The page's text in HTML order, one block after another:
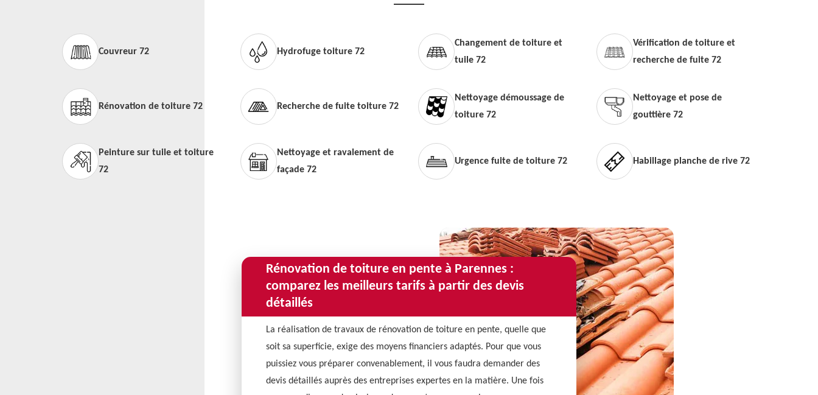
Couvreur 72 Hydrofuge toiture 72
Changement de toiture et
tuile 72
Vérification de toiture et
recherche de fuite 72
Rénovation de toiture 72 Recherche de fuite toiture 72
Nettoyage démoussage de
toiture 72
Nettoyage et pose de
gouttière 72
Peinture sur tuile et toiture
72
Nettoyage et ravalement de
façade 72
Urgence fuite de toiture 72 Habillage planche de rive 72
Rénovation de toiture en pente à Parennes :
comparez les meilleurs tarifs à partir des devis
détaillés
La réalisation de travaux de rénovation de toiture en pente, quelle que
soit sa superficie, exige des moyens financiers adaptés. Pour que vous
puissiez vous préparer convenablement, il vous faudra demander des
devis détaillés auprès des entreprises expertes en la matière. Une fois